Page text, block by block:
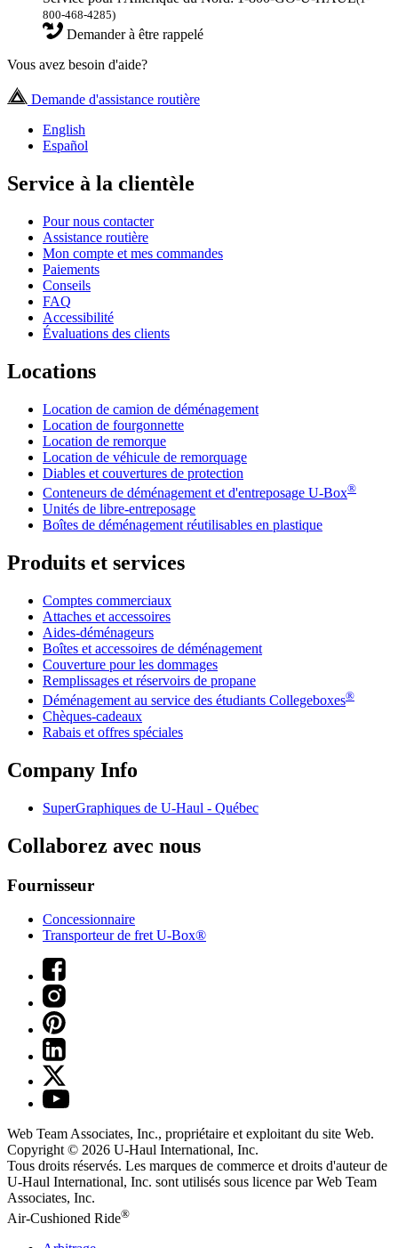
800-468-4285)
Demander à être rappelé
Vous avez besoin d'aide?
Demande d'assistance routière
English
Español
Service à la clientèle
Pour nous contacter
Assistance routière
Mon compte et mes commandes
Paiements
Conseils
FAQ
Accessibilité
Évaluations des clients
Locations
Location de camion de déménagement
Location de fourgonnette
Location de remorque
Location de véhicule de remorquage
Diables et couvertures de protection
Conteneurs de déménagement et d'entreposage U-Box®
Unités de libre-entreposage
Boîtes de déménagement réutilisables en plastique
Produits et services
Comptes commerciaux
Attaches et accessoires
Aides-déménageurs
Boîtes et accessoires de déménagement
Couverture pour les dommages
Remplissages et réservoirs de propane
Déménagement au service des étudiants Collegeboxes®
Chèques-cadeaux
Rabais et offres spéciales
Company Info
SuperGraphiques de U-Haul - Québec
Collaborez avec nous
Fournisseur
Concessionnaire
Transporteur de fret U-Box®
Web Team Associates, Inc., propriétaire et exploitant du site Web.
Copyright © 2026 U-Haul International, Inc.
Tous droits réservés. Les marques de commerce et droits d'auteur de
U-Haul International, Inc. sont utilisés sous licence par Web Team
Associates, Inc.
Air-Cushioned Ride®